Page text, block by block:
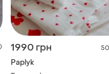
1990 грн 50
Paplyk